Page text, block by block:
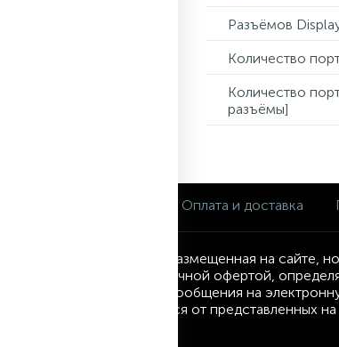
Разъёмов
Количество
Количество
разъёмы]
Оплата и доставка
Информация, размещенная на сайте,
являются публичной офертой,
посредством сообщения на
могут отличаться от представленных